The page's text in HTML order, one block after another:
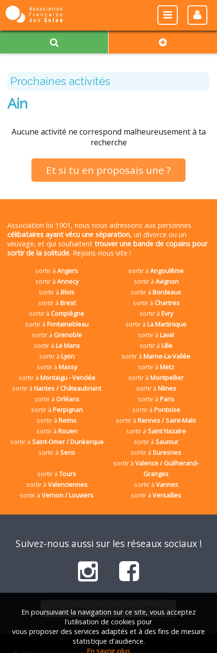
Prochaines activités
Ain
Aucune activité ne correspond malheureusement à ta
recherche
Et si tu en proposais une ?
Association loi 1901, nous nous adressons aux personnes
célibataires ayant vécu une séparation, un divorce ou un
veuvage, et qui souhaitent trouver une bande de copains pour
sortir de la solitude. Rejoins-nous vite !
sortir àAngers sortir àAngoulême
sortir à Annecy sortir à Avignon
sortir àBlois sortir àBordeaux
sortir à Brest sortir à Chartres
sortir à Compiègne sortir à Evry
sortir à Fontainebleau sortir àLa Martinique
sortir à Grenoble sortir àLaval
sortir à Le Mans sortir àLille
sortir à Lyon sortir àMarne-La-Vallée
sortir à Massy sortir à Metz
sortir à Montaigu - Vendée sortir àMontpellier
sortir àNantes / Châteaubriant sortir à Nîmes
sortir à Orléans sortir à Paris
sortir à Perpignan sortir à Pontoise
sortir àReims sortir àRennes / Saint-Malo
sortir à Rouen sortir àSaint Nazaire
sortir à Saint-Omer / Dunkerque sortir àSaumur
sortir àSens sortir àSuresnes
sortir àTours
sortir àValence / Guilherand-
Granges
sortir à Valenciennes sortir à Vannes
sortir àVernon / Louviers sortir àVersailles
Suivez-nous aussi sur les réseaux sociaux !
Envie de discuter sur le Tchat ?
En poursuivant la navigation sur ce site, vous acceptez
l'utilisation de cookies pour
vous proposer des services adaptés et à des fins de mesure
statistique d'audience.
En savoir plus